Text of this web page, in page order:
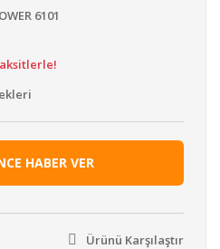
6101
HABER VER
Ürünü Karşılaştır